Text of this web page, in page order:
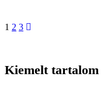
Page
1 Page
2 Page
3
Kiemelt tartalom